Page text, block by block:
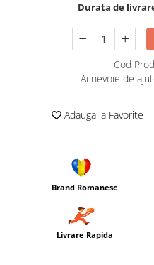
Durata de
Cod
Ai nevoie de
Adauga la Favorite
Brand Romanesc
Livrare Rapida